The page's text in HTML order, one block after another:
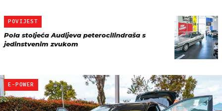
POVIJEST
Pola stoljeća Audijeva peterocilindraša s
jedinstvenim zvukom
E-POWER